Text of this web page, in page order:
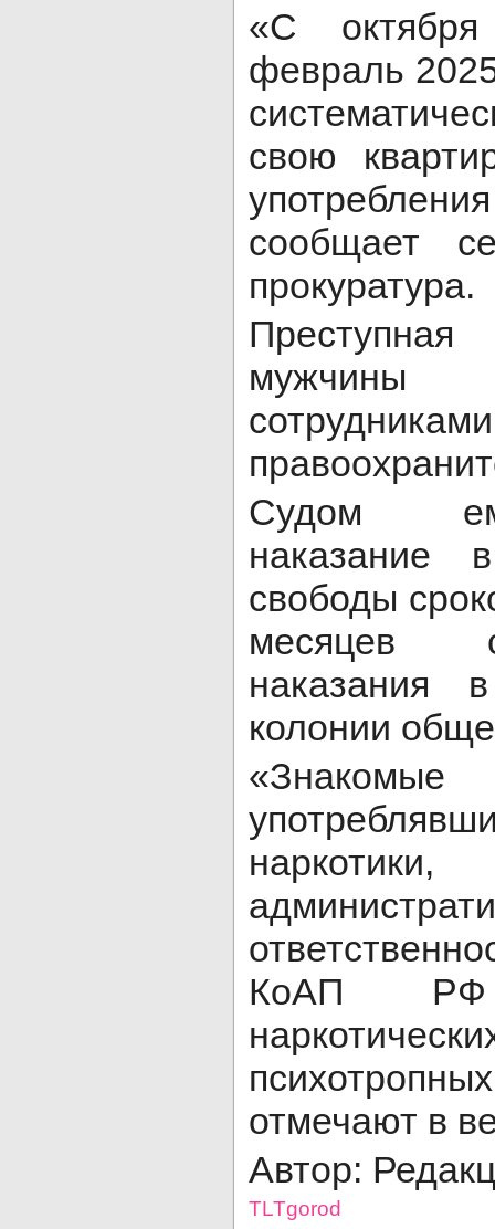
«С
февраль
свою
сообщает
прокуратура.
сотрудниками
Судом
наказание
свободы
месяцев
наказания
колонии
КоАП РФ
отмечают в
Автор:
TLTgorod